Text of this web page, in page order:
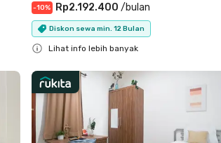
-10% Rp2.192.400 /bulan
Diskon sewa min. 12 Bulan
Lihat info lebih banyak